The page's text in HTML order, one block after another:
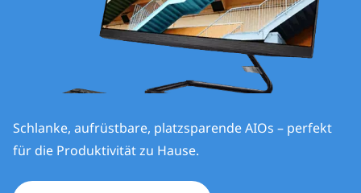
Schlanke, aufrüstbare, platzsparende AIOs – perfekt
für die Produktivität zu Hause.